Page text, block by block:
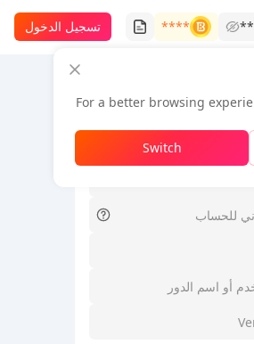
**** تسجيل الدخول
For a better browsing
Switch